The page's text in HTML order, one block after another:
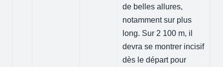
de belles allures,
notamment sur plus
long. Sur 2 100 m, il
devra se montrer incisif
dès le départ pour